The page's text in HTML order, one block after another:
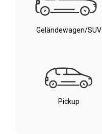
Geländewagen/SUV
Pickup